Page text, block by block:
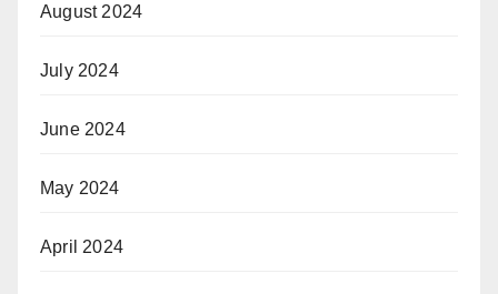
August 2024
July 2024
June 2024
May 2024
April 2024